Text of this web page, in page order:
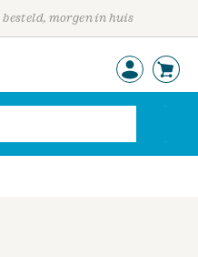
morgen in huis